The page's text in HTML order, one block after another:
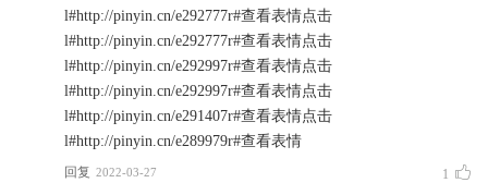
l#http://pinyin.cn/e292777r#查看表情点击
l#http://pinyin.cn/e292777r#查看表情点击
l#http://pinyin.cn/e292997r#查看表情点击
l#http://pinyin.cn/e292997r#查看表情点击
l#http://pinyin.cn/e291407r#查看表情点击
l#http://pinyin.cn/e289979r#查看表情
回复 2022-03-27 1